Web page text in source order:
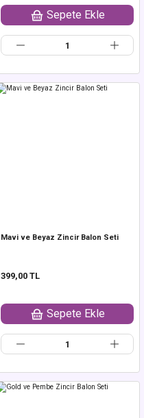
Sepete Ekle
Mavi ve Beyaz Zincir Balon Seti
399,00 TL
Sepete Ekle